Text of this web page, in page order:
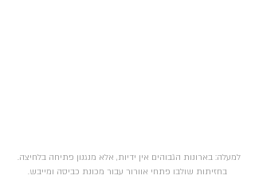
למעלה: בארונות הגבוהים אין ידיות, אלא מנגנון פתיחה בלחיצה.
בחזיתות שולבו פתחי אוורור עבור מכונת כביסה ומייבש.